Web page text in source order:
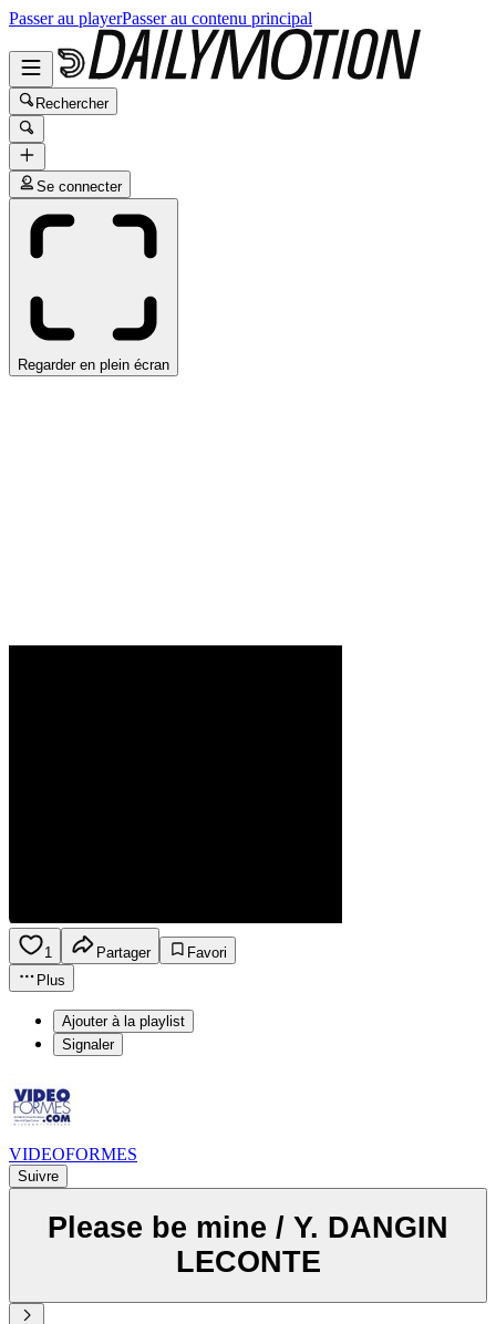
Passer au playerPasser au contenu principal
Rechercher
Se connecter
Regarder en plein écran
1 Partager
Favori
Plus
Ajouter à la playlist
Signaler
VIDEOFORMES
Suivre
Please be mine / Y. DANGIN
LECONTE